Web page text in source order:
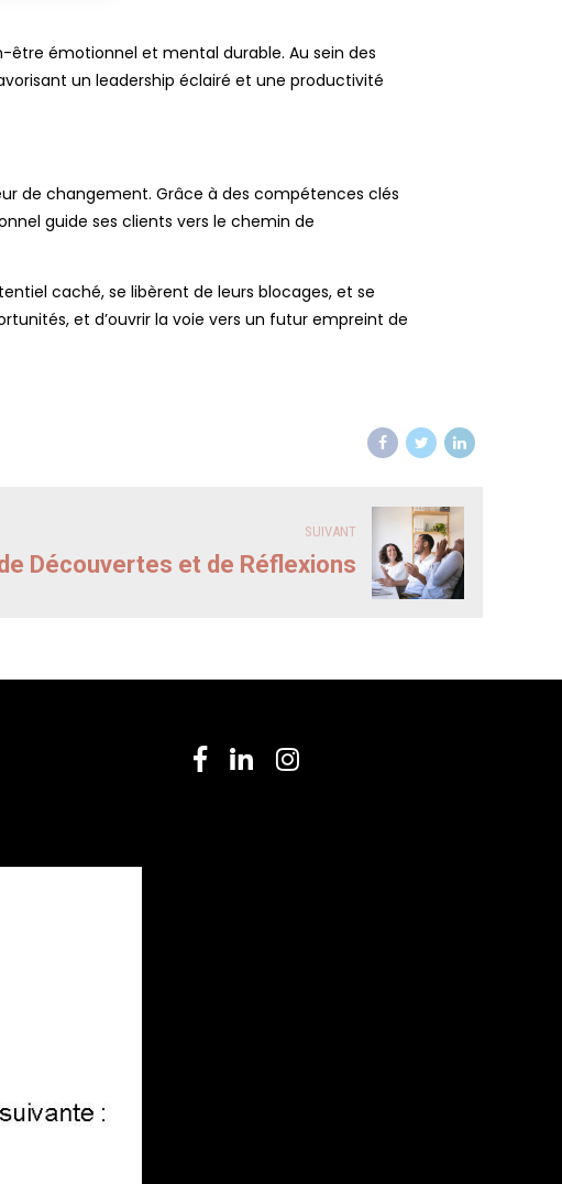
être émotionnel et mental durable. Au sein des
un leadership éclairé et une productivité
de changement. Grâce à des compétences clés
guide ses clients vers le chemin de
caché, se libèrent de leurs blocages, et se
et d’ouvrir la voie vers un futur empreint de
SUIVANT
Découvertes et de Réflexions